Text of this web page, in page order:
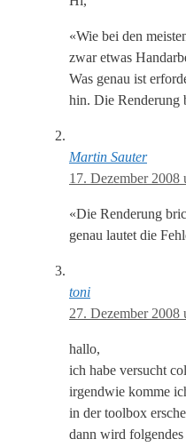
«Wie bei den
zwar etwas
Was genau ist
hin. Die Renderung
Martin Sauter
17. Dezember 2008
«Die Renderung
genau lautet die
toni
27. Dezember 2008
hallo,
ich habe versucht
irgendwie komme
in der toolbox
dann wird folgendes